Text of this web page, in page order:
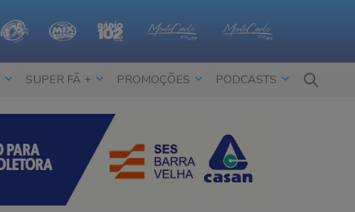
SUPER FÃ + PROMOÇÕES PODCASTS